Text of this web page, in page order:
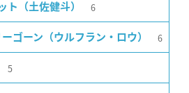
ト（土佐健斗） 6
ゴーン（ウルフラン・ロウ） 6
5